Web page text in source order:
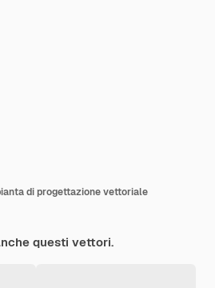
di progettazione vettoriale
questi vettori.